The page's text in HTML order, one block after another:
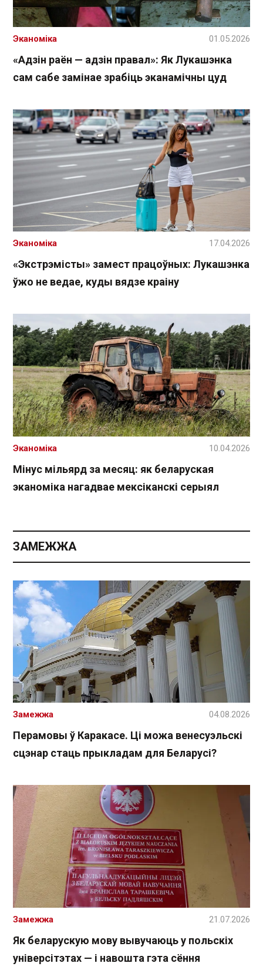
«Адзін раён — адзін правал»: Як Лукашэнка
сам сабе замінае зрабіць эканамічны цуд
Эканоміка 01.05.2026
«Экстрэмісты» замест працоўных: Лукашэнка
ўжо не ведае, куды вядзе краіну
Эканоміка 17.04.2026
Мінус мільярд за месяц: як беларуская
эканоміка нагадвае мексіканскі серыял
Эканоміка 10.04.2026
ЗАМЕЖЖА
Перамовы ў Каракасе. Ці можа венесуэльскі
сцэнар стаць прыкладам для Беларусі?
Замежжа 04.08.2026
Як беларускую мову вывучаюць у польскіх
універсітэтах — і навошта гэта сёння
Замежжа 21.07.2026